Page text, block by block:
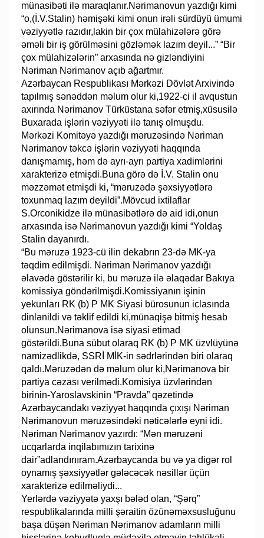
münasibəti ilə maraqlanır.Nərimanovun yazdığı kimi
“o,(İ.V.Stalin) həmişəki kimi onun irəli sürdüyü ümumi
vəziyyətlə razıdır,lakin bir çox mülahizələrə görə
əməli bir iş görülməsini gözləmək lazım deyil...” “Bir
çox mülahizələrin” arxasında nə gizləndiyini
Nəriman Nərimanov açıb ağartmır.
Azərbaycan Respublikası Mərkəzi Dövlət Arxivində
tapılmış sənəddən məlum olur ki,1922-ci il avqustun
axırında Nərimanov Türküstana səfər etmiş,xüsusilə
Buxarada işlərin vəziyyəti ilə tanış olmuşdu.
Mərkəzi Komitəyə yazdığı məruzəsində Nəriman
Nərimanov təkcə işlərin vəziyyəti haqqında
danışmamış, həm də ayrı-ayrı partiya xadimlərini
xarakterizə etmişdi.Buna görə də İ.V. Stalin onu
məzzəmət etmişdi ki, “məruzədə şəxsiyyətlərə
toxunmaq lazım deyildi”.Mövcud ixtilaflar
S.Orconikidze ilə münasibətlərə də aid idi,onun
arxasında isə Nərimanovun yazdığı kimi “Yoldaş
Stalin dayanırdı.
“Bu məruzə 1923-cü ilin dekabrın 23-də MK-ya
təqdim edilmişdi. Nəriman Nərimanov yazdığı
əlavədə göstərilir ki, bu məruzə ilə əlaqədar Bakıya
komissiya göndərilmişdi.Komissiyanın işinin
yekunları RK (b) P MK Siyasi bürosunun iclasında
dinlənildi və təklif edildi ki,münaqişə bitmiş hesab
olunsun.Nərimanova isə siyasi etimad
göstərildi.Buna sübut olaraq RK (b) P MK üzvlüyünə
namizədlikdə, SSRİ MİK-in sədrlərindən biri olaraq
qaldı.Məruzədən də məlum olur ki,Nərimanova bir
partiya cəzası verilmədi.Komisiya üzvlərindən
birinin-Yaroslavskinin “Pravda” qəzetində
Azərbaycandakı vəziyyət haqqında çıxışı Nəriman
Nərimanovun məruzəsindəki nəticələrlə eyni idi.
Nəriman Nərimanov yazırdı: “Mən məruzəni
ucqarlarda inqilabımızın tarixinə
dair”adlandırııram.Azərbaycanda bu və ya digər rol
oynamış şəxsiyyətlər gələcəcək nəsillər üçün
xarakterizə edilməliydi...
Yerlərdə vəziyyətə yaxşı bələd olan, “Şərq”
respublikalarında milli şəraitin özünəməxsusluğunu
başa düşən Nəriman Nərimanov adamların milli